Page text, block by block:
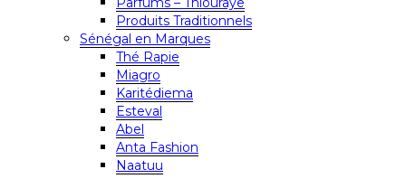
Produits Traditionnels
Sénégal en Marques
Thé Rapie
Miagro
Karitédiema
Esteval
Abel
Anta Fashion
Naatuu